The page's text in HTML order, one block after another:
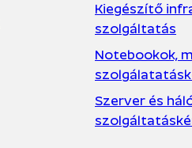
Kiegészítő
szolgáltatás
Notebookok,
Szerver és